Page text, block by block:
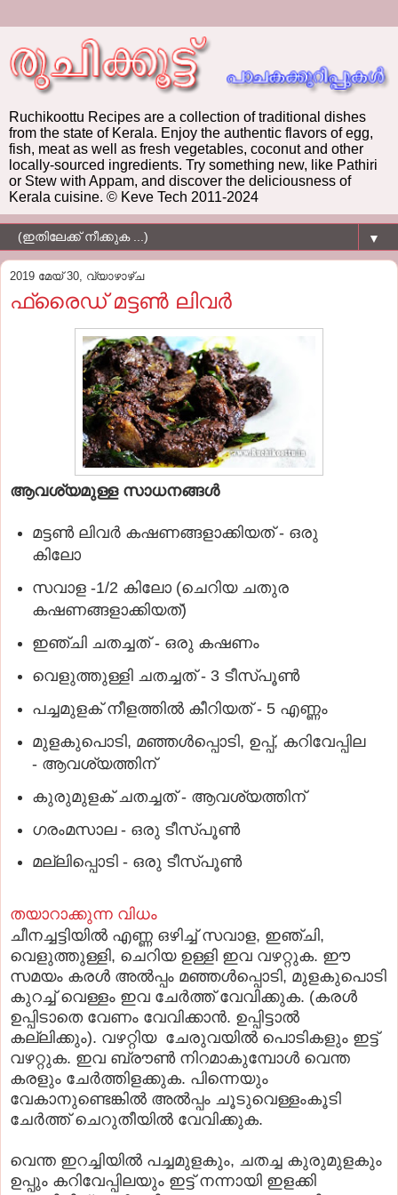
Ruchikoottu Recipes are a collection of traditional dishes
from the state of Kerala. Enjoy the authentic flavors of egg,
fish, meat as well as fresh vegetables, coconut and other
locally-sourced ingredients. Try something new, like Pathiri
or Stew with Appam, and discover the deliciousness of
Kerala cuisine. © Keve Tech 2011-2024
▼
2019 മേയ് 30, വ്യാഴാഴ്‌ച
ഫ്രൈഡ് മട്ടണ്‍ ലിവര്‍
ആവശ്യമുള്ള സാധനങ്ങള്‍
മട്ടണ്‍ ലിവര്‍ കഷണങ്ങളാക്കിയത് - ഒരു
കിലോ
സവാള -1/2 കിലോ (ചെറിയ ചതുര
കഷണങ്ങളാക്കിയത്)
ഇഞ്ചി ചതച്ചത് - ഒരു കഷണം
വെളുത്തുള്ളി ചതച്ചത് - 3 ടീസ്പൂണ്‍
പച്ചമുളക് നീളത്തില്‍ കീറിയത് - 5 എണ്ണം
മുളകുപൊടി, മഞ്ഞള്‍പ്പൊടി, ഉപ്പ്, കറിവേപ്പില
- ആവശ്യത്തിന്
കുരുമുളക് ചതച്ചത് - ആവശ്യത്തിന്
ഗരംമസാല - ഒരു ടീസ്പൂണ്‍
മല്ലിപ്പൊടി - ഒരു ടീസ്പൂണ്‍
തയാറാക്കുന്ന വിധം
ചീനച്ചട്ടിയില്‍ എണ്ണ ഒഴിച്ച് സവാള, ഇഞ്ചി,
വെളുത്തുള്ളി, ചെറിയ ഉള്ളി ഇവ വഴറ്റുക. ഈ
സമയം കരള്‍ അല്‍പ്പം മഞ്ഞള്‍പ്പൊടി, മുളകുപൊടി
കുറച്ച് വെള്ളം ഇവ ചേര്‍ത്ത് വേവിക്കുക. (കരള്‍
ഉപ്പിടാതെ വേണം വേവിക്കാന്‍. ഉപ്പിട്ടാല്‍
കല്ലിക്കും). വഴറ്റിയ ചേരുവയില്‍ പൊടികളും ഇട്ട്
വഴറ്റുക. ഇവ ബ്രൗണ്‍ നിറമാകുമ്പോള്‍ വെന്ത
കരളും ചേര്‍ത്തിളക്കുക. പിന്നെയും
വേകാനുണ്ടെങ്കില്‍ അല്‍പ്പം ചൂടുവെള്ളംകൂടി
ചേര്‍ത്ത് ചെറുതീയില്‍ വേവിക്കുക.
വെന്ത ഇറച്ചിയില്‍ പച്ചമുളകും, ചതച്ച കുരുമുളകും
ഉപ്പും കറിവേപ്പിലയും ഇട്ട് നന്നായി ഇളക്കി